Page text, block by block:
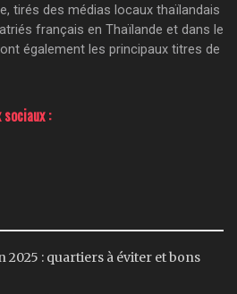
tirés des médias locaux thaïlandais
français en Thaïlande et dans le
également les principaux titres de
:
2025 : quartiers à éviter et bons